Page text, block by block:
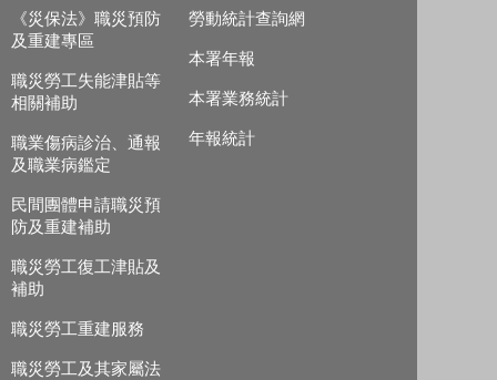
《災保法》職災預防
及重建專區
職災勞工失能津貼等
相關補助
職業傷病診治、通報
及職業病鑑定
民間團體申請職災預
防及重建補助
職災勞工復工津貼及
補助
職災勞工重建服務
職災勞工及其家屬法
勞動統計查詢網
本署年報
本署業務統計
年報統計